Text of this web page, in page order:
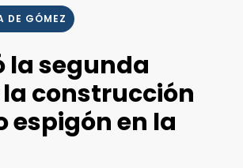
DE GÓMEZ
la segunda
construcción
espigón en la